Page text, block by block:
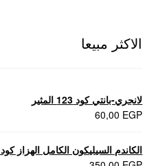
الاكثر مبيعا
لانجري-بانتي كود 123 المثير
60,00 EGP
الكاندم السيليكون الكامل الهزاز كود 1